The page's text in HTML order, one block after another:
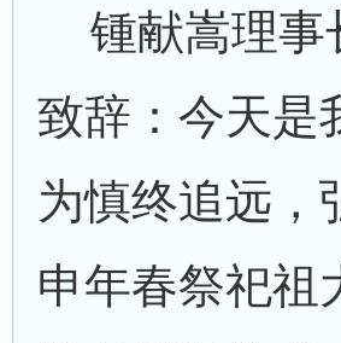
锺献嵩理事
致辞：今天是
为慎终追远，
申年春祭祀祖